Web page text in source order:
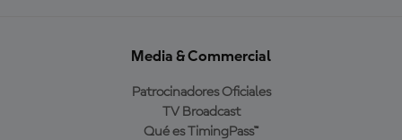
Media & Commercial
Patrocinadores Oficiales
TV Broadcast
Qué es TimingPass™